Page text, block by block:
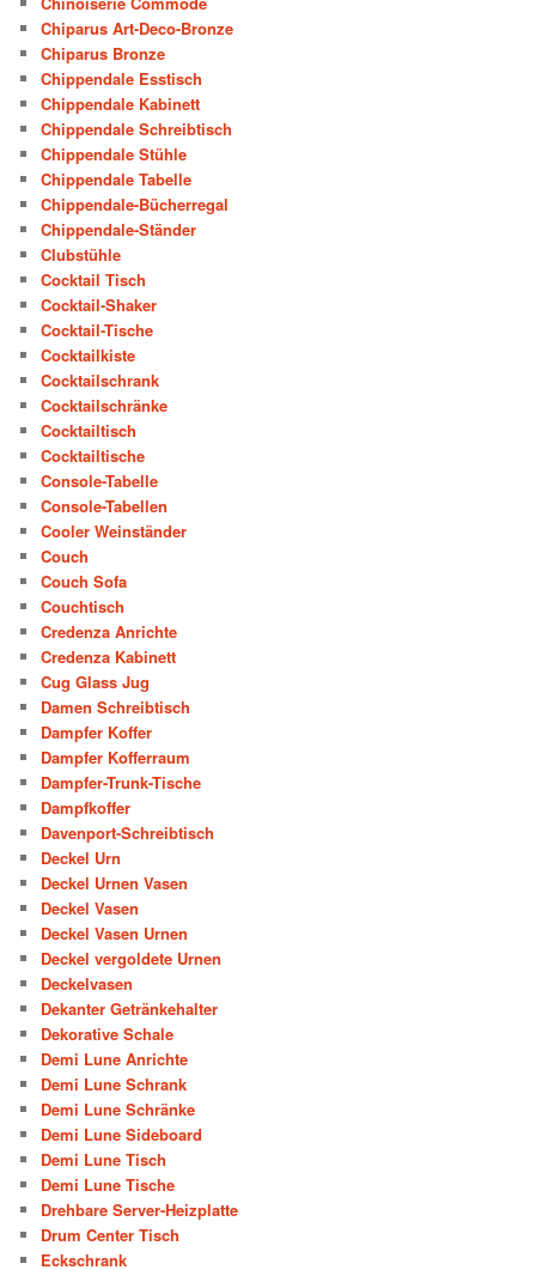
Chiparus Art-Deco-Bronze
Chiparus Bronze
Chippendale Esstisch
Chippendale Kabinett
Chippendale Schreibtisch
Chippendale Stühle
Chippendale Tabelle
Chippendale-Bücherregal
Chippendale-Ständer
Clubstühle
Cocktail Tisch
Cocktail-Shaker
Cocktail-Tische
Cocktailkiste
Cocktailschrank
Cocktailschränke
Cocktailtisch
Cocktailtische
Console-Tabelle
Console-Tabellen
Cooler Weinständer
Couch
Couch Sofa
Couchtisch
Credenza Anrichte
Credenza Kabinett
Cug Glass Jug
Damen Schreibtisch
Dampfer Koffer
Dampfer Kofferraum
Dampfer-Trunk-Tische
Dampfkoffer
Davenport-Schreibtisch
Deckel Urn
Deckel Urnen Vasen
Deckel Vasen
Deckel Vasen Urnen
Deckel vergoldete Urnen
Deckelvasen
Dekanter Getränkehalter
Dekorative Schale
Demi Lune Anrichte
Demi Lune Schrank
Demi Lune Schränke
Demi Lune Sideboard
Demi Lune Tisch
Demi Lune Tische
Drehbare Server-Heizplatte
Drum Center Tisch
Eckschrank